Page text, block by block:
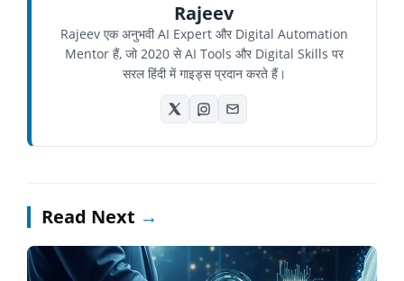
Rajeev
Rajeev एक अनुभवी AI Expert और Digital Automation
Mentor हैं, जो 2020 से AI Tools और Digital Skills पर
सरल हिंदी में गाइड्स प्रदान करते हैं।
Read Next →